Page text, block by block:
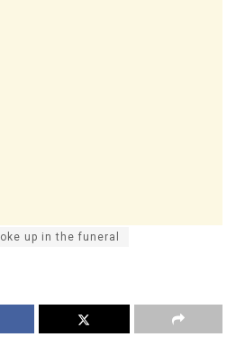
up in the funeral